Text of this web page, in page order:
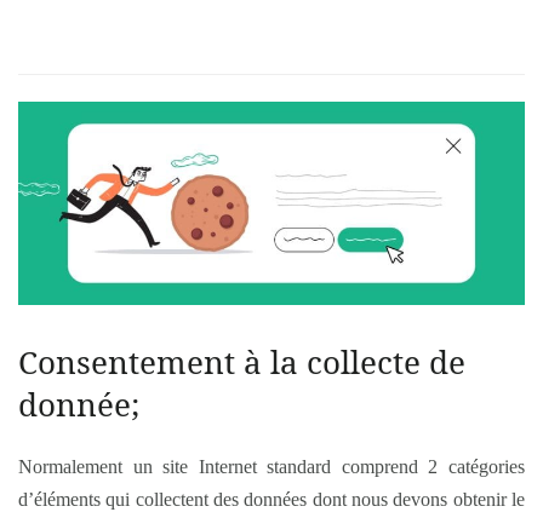
Consentement à la collecte de
donnée;
Normalement un site Internet standard comprend 2 catégories
d’éléments qui collectent des données dont nous devons obtenir le